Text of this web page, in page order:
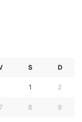
S D
1 2
7 8 9